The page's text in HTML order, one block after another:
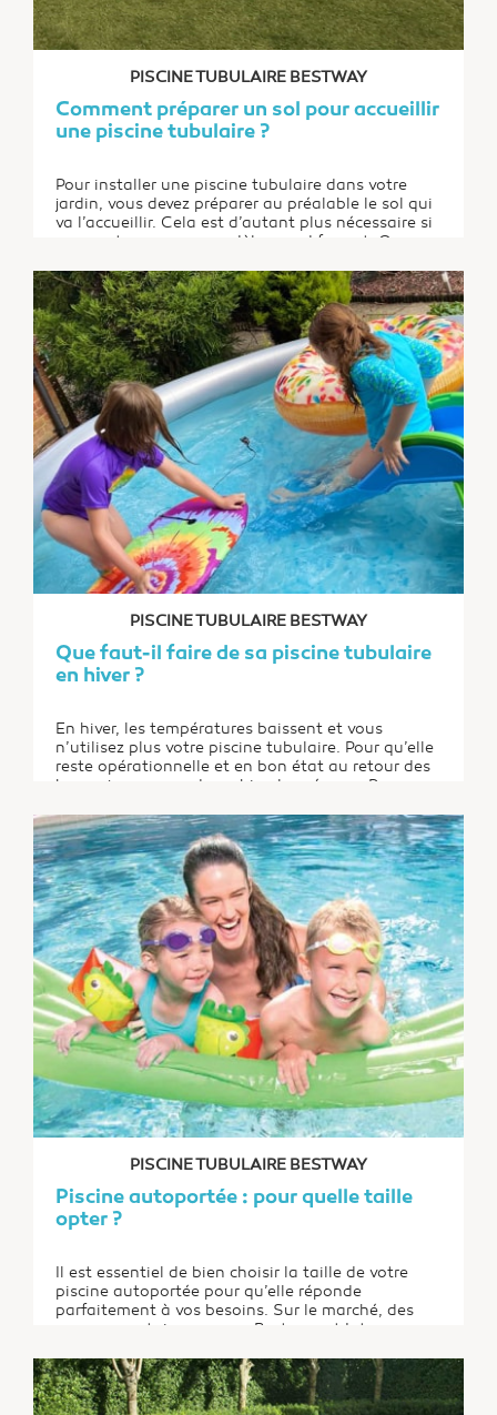
PISCINE TUBULAIRE BESTWAY
Comment préparer un sol pour accueillir
une piscine tubulaire ?
Pour installer une piscine tubulaire dans votre
jardin, vous devez préparer au préalable le sol qui
va l’accueillir. Cela est d’autant plus nécessaire si
vous optez pour un modèle grand format. Que
montage de votre piscine hors sol ?
PISCINE TUBULAIRE BESTWAY
Que faut-il faire de sa piscine tubulaire
en hiver ?
En hiver, les températures baissent et vous
n’utilisez plus votre piscine tubulaire. Pour qu’elle
reste opérationnelle et en bon état au retour des
beaux jours, vous devez bien la préparer. Pour
l’hiverner. Chacune de ces options a ses
avantages et ses inconvénients.
PISCINE TUBULAIRE BESTWAY
Piscine autoportée : pour quelle taille
opter ?
Il est essentiel de bien choisir la taille de votre
piscine autoportée pour qu’elle réponde
parfaitement à vos besoins. Sur le marché, des
marques notoires comme Bestway et Intex
nombreux modèles au choix. Comment être
certain de choisir la bonne taille ? Quels sont les...